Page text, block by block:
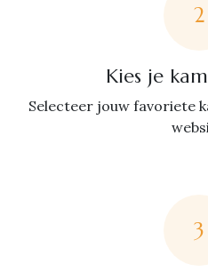
2
Kies je
Selecteer jouw favoriete
3